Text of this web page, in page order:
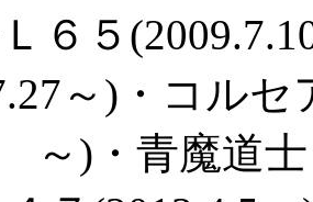
６５
～)・コル
～)・青魔道